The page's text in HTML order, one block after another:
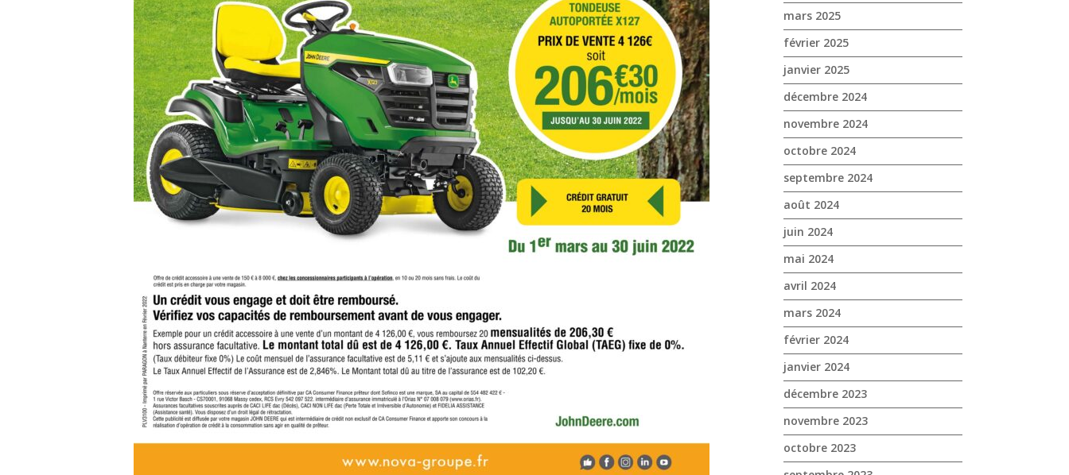
mars 2025
février 2025
janvier 2025
décembre 2024
novembre 2024
octobre 2024
septembre 2024
août 2024
juin 2024
mai 2024
avril 2024
mars 2024
février 2024
janvier 2024
décembre 2023
novembre 2023
octobre 2023